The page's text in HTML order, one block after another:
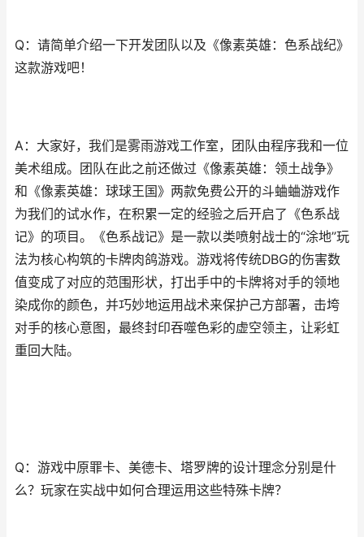
Q：请简单介绍一下开发团队以及《像素英雄：色系战纪》
这款游戏吧！
A：大家好，我们是雾雨游戏工作室，团队由程序我和一位
美术组成。团队在此之前还做过《像素英雄：领土战争》
和《像素英雄：球球王国》两款免费公开的斗蛐蛐游戏作
为我们的试水作，在积累一定的经验之后开启了《色系战
记》的项目。《色系战记》是一款以类喷射战士的“涂地”玩
法为核心构筑的卡牌肉鸽游戏。游戏将传统DBG的伤害数
值变成了对应的范围形状，打出手中的卡牌将对手的领地
染成你的颜色，并巧妙地运用战术来保护己方部署，击垮
对手的核心意图，最终封印吞噬色彩的虚空领主，让彩虹
重回大陆。
Q：游戏中原罪卡、美德卡、塔罗牌的设计理念分别是什
么？玩家在实战中如何合理运用这些特殊卡牌？